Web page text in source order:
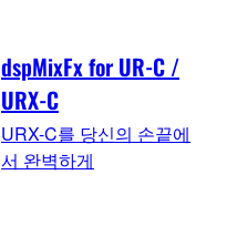
dspMixFx for UR-C /
URX-C
URX-C를 당신의 손끝에
서 완벽하게